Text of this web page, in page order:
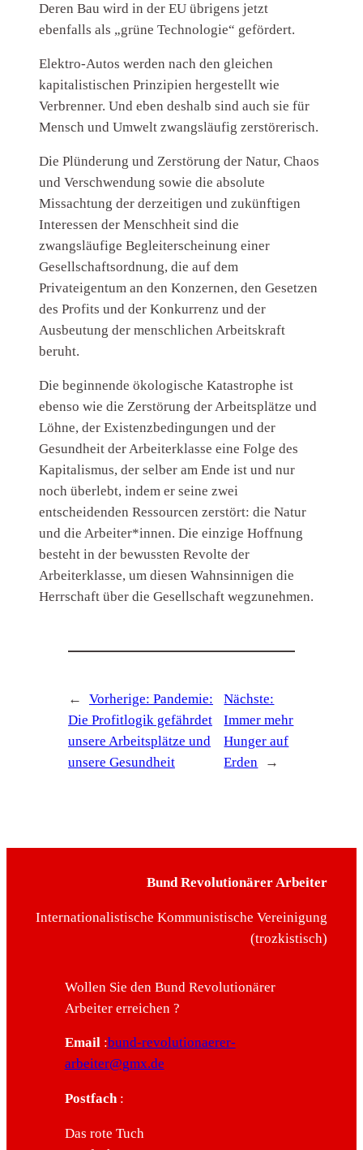
Deren Bau wird in der EU übrigens jetzt
ebenfalls als „grüne Technologie“ gefördert.
Elektro-Autos werden nach den gleichen
kapitalistischen Prinzipien hergestellt wie
Verbrenner. Und eben deshalb sind auch sie für
Mensch und Umwelt zwangsläufig zerstörerisch.
Die Plünderung und Zerstörung der Natur, Chaos
und Verschwendung sowie die absolute
Missachtung der derzeitigen und zukünftigen
Interessen der Menschheit sind die
zwangsläufige Begleiterscheinung einer
Gesellschaftsordnung, die auf dem
Privateigentum an den Konzernen, den Gesetzen
des Profits und der Konkurrenz und der
Ausbeutung der menschlichen Arbeitskraft
beruht.
Die beginnende ökologische Katastrophe ist
ebenso wie die Zerstörung der Arbeitsplätze und
Löhne, der Existenzbedingungen und der
Gesundheit der Arbeiterklasse eine Folge des
Kapitalismus, der selber am Ende ist und nur
noch überlebt, indem er seine zwei
entscheidenden Ressourcen zerstört: die Natur
und die Arbeiter*innen. Die einzige Hoffnung
besteht in der bewussten Revolte der
Arbeiterklasse, um diesen Wahnsinnigen die
Herrschaft über die Gesellschaft wegzunehmen.
← Vorherige: Pandemie:
Die Profitlogik gefährdet
unsere Arbeitsplätze und
unsere Gesundheit
Nächste:
Immer mehr
Hunger auf
Erden
→
Bund Revolutionärer Arbeiter
Internationalistische Kommunistische Vereinigung
(trozkistisch)
Wollen Sie den Bund Revolutionärer
Arbeiter erreichen ?
Email:bund-revolutionaerer-
arbeiter@gmx.de
Postfach:
Das rote Tuch